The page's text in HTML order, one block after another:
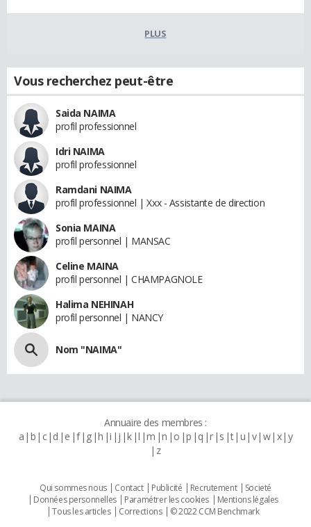
PLUS
Vous recherchez peut-être
Saida NAIMA
profil professionnel
Idri NAIMA
profil professionnel
Ramdani NAIMA
profil professionnel | Xxx - Assistante de direction
Sonia MAINA
profil personnel | MANSAC
Celine MAINA
profil personnel | CHAMPAGNOLE
Halima NEHINAH
profil personnel | NANCY
Nom "NAIMA"
Annuaire des membres :
a b c d e f g h i j k l m n o p q r s t u v w x y
z
Qui sommes nous Contact Publicité Recrutement
Societé
Données personnelles
Paramétrer les cookies
Mentions légales
Tous les articles
Corrections © 2022 CCM Benchmark